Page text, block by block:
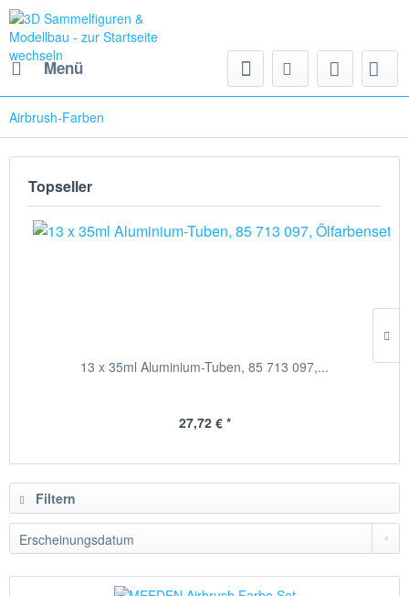
Menü
Airbrush-Farben
Topseller
13 x 35ml Aluminium-Tuben, 85 713 097,...
27,72 € *
Filtern